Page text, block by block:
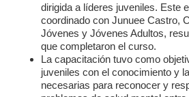
dirigida a líderes juveniles. Este
coordinado con Junuee Castro,
Jóvenes y Jóvenes Adultos,
que completaron el curso.
La capacitación tuvo como
juveniles con el conocimiento y
necesarias para reconocer y